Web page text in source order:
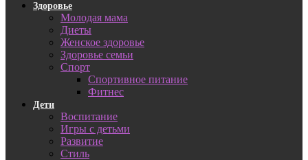
Здоровье
Молодая мама
Диеты
Женское здоровье
Здоровье семьи
Спорт
Спортивное питание
Фитнес
Дети
Воспитание
Игры с детьми
Развитие
Стиль